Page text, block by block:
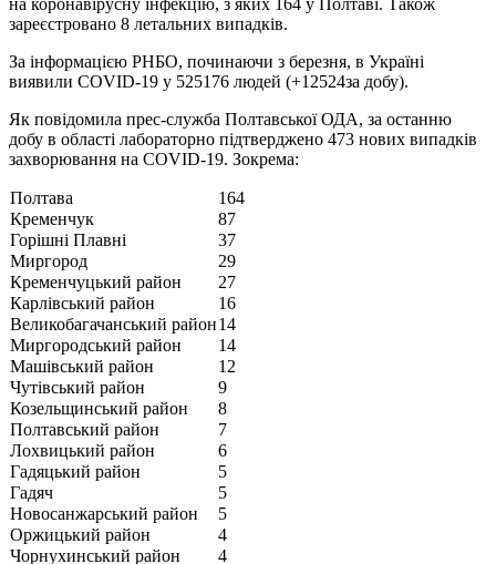
зареєстровано 8 летальних випадків.
За інформацією РНБО, починаючи з березня, в Україні
виявили COVID-19 у 525176 людей (+12524за добу).
Як повідомила прес-служба Полтавської ОДА, за останню
добу в області лабораторно підтверджено 473 нових випадків
захворювання на COVID-19. Зокрема:
Полтава
164
Кременчук
87
Горішні Плавні
37
Миргород
29
Кременчуцький район
27
Карлівський район
16
Великобагачанський район14
Миргородський район
14
Машівcький район
12
Чутівський район
9
Козельщинський район
8
Полтавський район
7
Лохвицький район
6
Гадяцький район
5
Гадяч
5
Новосанжарський район
5
Оржицький район
4
Чорнухинський район
4